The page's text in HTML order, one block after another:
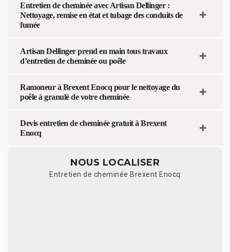
Entretien de cheminée avec Artisan Dellinger :
Nettoyage, remise en état et tubage des conduits de
fumée
Artisan Dellinger prend en main tous travaux
d’entretien de cheminée ou poêle
Ramoneur à Brexent Enocq pour le nettoyage du
poêle à granulé de votre cheminée
Devis entretien de cheminée gratuit à Brexent
Enocq
NOUS LOCALISER
Entretien de cheminée Brexent Enocq